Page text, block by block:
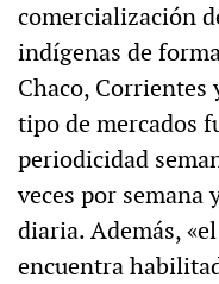
comercialización
indígenas de
Chaco, Corrientes
tipo de mercados
periodicidad
veces por semana
diaria. Además,
encuentra